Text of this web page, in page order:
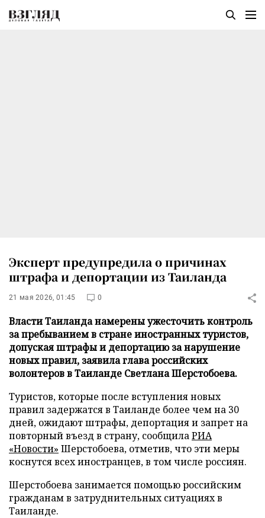
Эксперт предупредила о причинах
штрафа и депортации из Таиланда
21 мая 2026, 01:45 0
Власти Таиланда намерены ужесточить контроль
за пребыванием в стране иностранных туристов,
допуская штрафы и депортацию за нарушение
новых правил, заявила глава российских
волонтеров в Таиланде Светлана Шерстобоева.
Туристов, которые после вступления новых
правил задержатся в Таиланде более чем на 30
дней, ожидают штрафы, депортация и запрет на
повторный въезд в страну, сообщилаРИА
«Новости» Шерстобоева, отметив, что эти меры
коснутся всех иностранцев, в том числе россиян.
Шерстобоева занимается помощью российским
гражданам в затруднительных ситуациях в
Таиланде.